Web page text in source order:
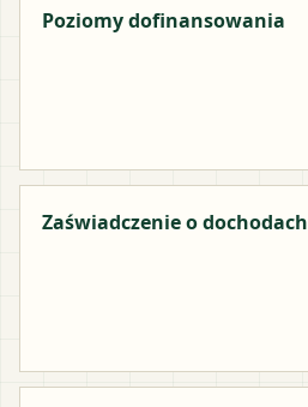
Poziomy dofinansowania
Zaświadczenie o dochodach